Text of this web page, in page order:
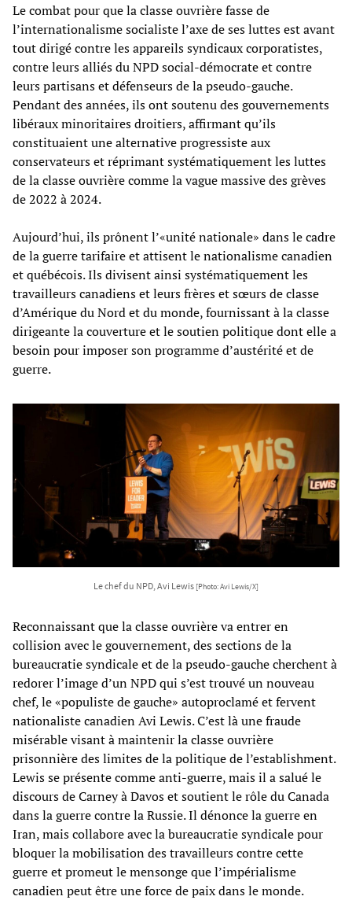
Le combat pour que la classe ouvrière fasse de
l’internationalisme socialiste l’axe de ses luttes est avant
tout dirigé contre les appareils syndicaux corporatistes,
contre leurs alliés du NPD social-démocrate et contre
leurs partisans et défenseurs de la pseudo-gauche.
Pendant des années, ils ont soutenu des gouvernements
libéraux minoritaires droitiers, affirmant qu’ils
constituaient une alternative progressiste aux
conservateurs et réprimant systématiquement les luttes
de la classe ouvrière comme la vague massive des grèves
de 2022 à 2024.
Aujourd’hui, ils prônent l’«unité nationale» dans le cadre
de la guerre tarifaire et attisent le nationalisme canadien
et québécois. Ils divisent ainsi systématiquement les
travailleurs canadiens et leurs frères et sœurs de classe
d’Amérique du Nord et du monde, fournissant à la classe
dirigeante la couverture et le soutien politique dont elle a
besoin pour imposer son programme d’austérité et de
guerre.
Le chef du NPD, Avi Lewis [Photo: Avi Lewis/X]
Reconnaissant que la classe ouvrière va entrer en
collision avec le gouvernement, des sections de la
bureaucratie syndicale et de la pseudo-gauche cherchent à
redorer l’image d’un NPD qui s’est trouvé un nouveau
chef, le «populiste de gauche» autoproclamé et fervent
nationaliste canadien Avi Lewis. C’est là une fraude
misérable visant à maintenir la classe ouvrière
prisonnière des limites de la politique de l’establishment.
Lewis se présente comme anti-guerre, mais il a salué le
discours de Carney à Davos et soutient le rôle du Canada
dans la guerre contre la Russie. Il dénonce la guerre en
Iran, mais collabore avec la bureaucratie syndicale pour
bloquer la mobilisation des travailleurs contre cette
guerre et promeut le mensonge que l’impérialisme
canadien peut être une force de paix dans le monde.